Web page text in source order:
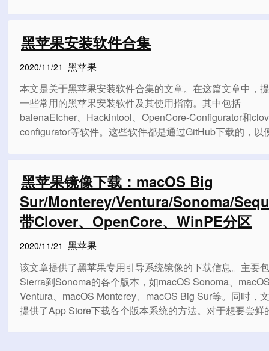
如Rx580/570/560和Vega64/56，并指出使用HDGraphics
NVIDIA OPTIMUS技术的笔记本可能会遇到驱动问题。在
和硬盘方面，建议避免购买二手和小品牌产品。最后，还
果配置方面的详细指导，帮助读者进行安装时避免迷茫。
黑苹果安装软件合集
2020/11/21 黑苹果
本文是关于黑苹果安装软件合集的文章。在这篇文章中，
一些常用的黑苹果安装软件及其使用指南。其中包括
balenaEtcher、Hackintool、OpenCore-Configurator和
configurator等软件。这些软件都是通过GitHub下载的，以
软件合集中找到自己所需的工具和指南。
黑苹果镜像下载：macOS Big
Sur/Monterey/Ventura/Sonoma/
带Clover、OpenCore、WinPE分区
2020/11/21 黑苹果
该文章提供了黑苹果专用引导系统镜像的下载信息。主要
Sierra到Sonoma的各个版本，如macOS Sonoma、
Ventura、macOS Monterey、macOS Big Sur等。同时，
提供了App Store下载各个版本系统的方法。对于想要尝鲜